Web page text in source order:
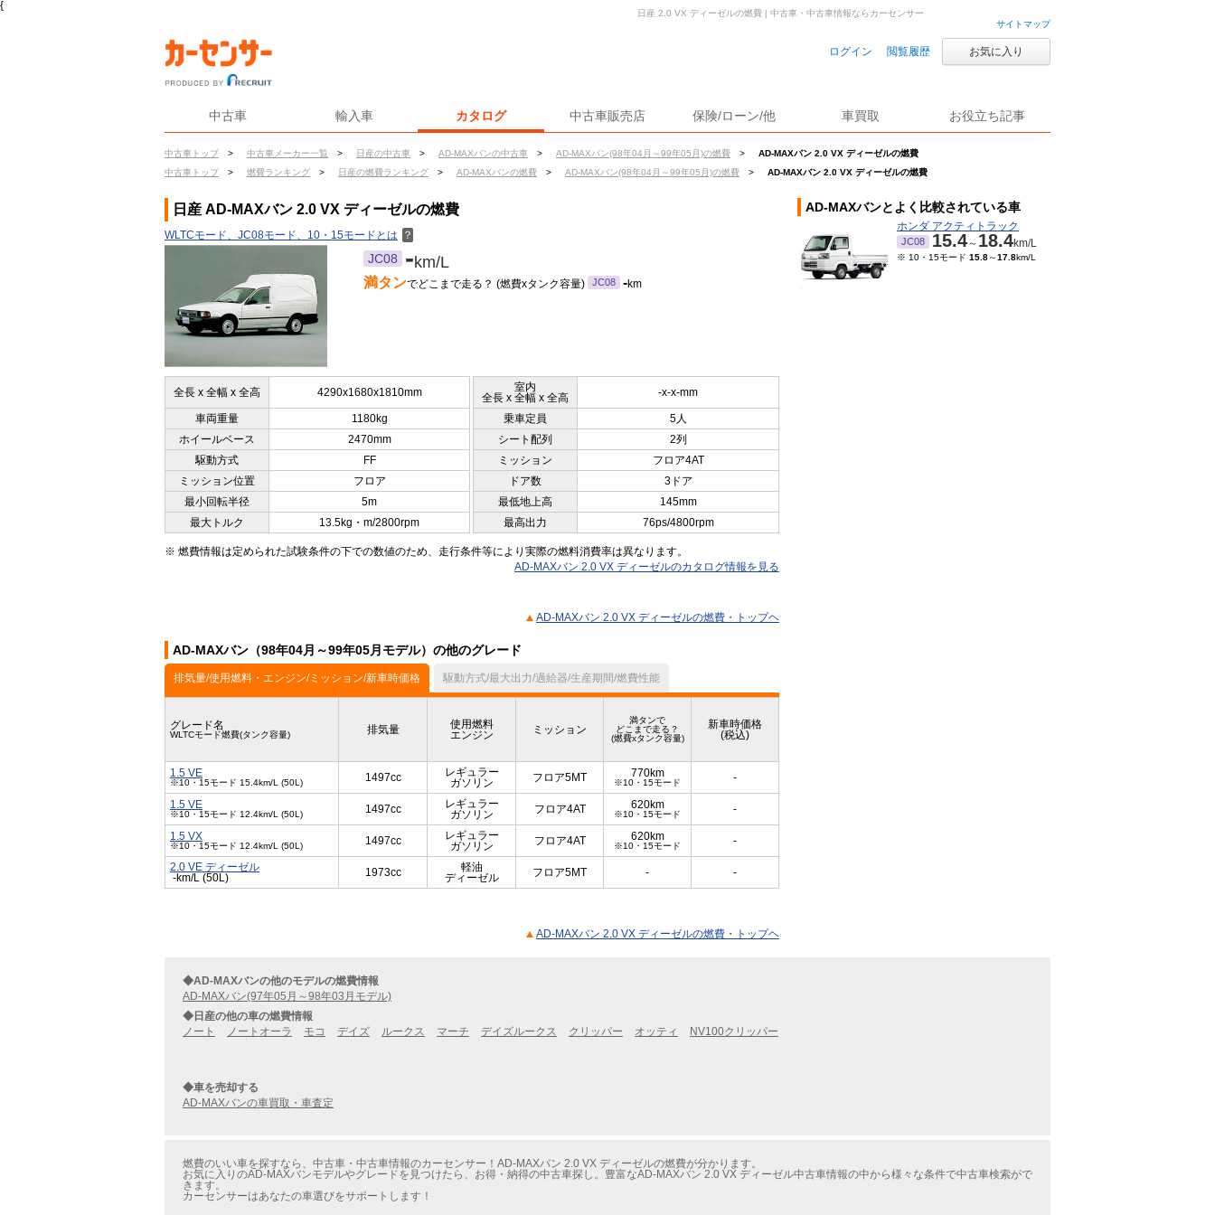
{
サイトマップ
ログイン 閲覧履歴 お気に入り
中古車 輸入車 カタログ 中古車販売店 保険/ローン/他 車買取 お役立ち記事
中古車トップ > 中古車メーカー一覧 > 日産の中古車 > AD-MAXバンの中古車 > AD-MAXバン(98年04月～99年05月)の燃費 >
AD-MAXバン 2.0 VX ディーゼルの燃費
中古車トップ
> 燃費ランキング > 日産の燃費ランキング > AD-MAXバンの燃費 > AD-MAXバン(98年04月～99年05月)の燃費 > AD-MAXバン 2.0 VX ディーゼルの燃費
日産 2.0 VX ディーゼルの燃費 | 中古車・中古車情報ならカーセンサー
日産 AD-MAXバン 2.0 VX ディーゼルの燃費
WLTCモード、JC08モード、10・15モードとは ？
JC08 -km/L
満タンでどこまで走る？ (燃費xタンク容量) JC08 -km
全長 x 全幅 x 全高 4290x1680x1810mm
室内
全長 x 全幅 x 全高
-x-x-mm
車両重量 1180kg 乗車定員
5人
ホイールベース
2470mm シート配列
2列
駆動方式
FF ミッション
フロア4AT
ミッション位置
フロア ドア数
3ドア
最小回転半径
5m 最低地上高
145mm
最大トルク
13.5kg・m/2800rpm 最高出力 76ps/4800rpm
※ 燃費情報は定められた試験条件の下での数値のため、走行条件等により実際の燃料消費率は異なります。
AD-MAXバン 2.0 VX ディーゼルのカタログ情報を見る
AD-MAXバン 2.0 VX ディーゼルの燃費・トップヘ
AD-MAXバン（98年04月～99年05月モデル）の他のグレード
排気量/使用燃料・エンジン/ミッション/新車時価格 駆動方式/最大出力/過給器/生産期間/燃費性能
グレード名
WLTCモード燃費(タンク容量) 排気量
使用燃料
エンジン
ミッション
満タンで
どこまで走る？
(燃費xタンク容量)
新車時価格
(税込)
1.5 VE
※10・15モード 15.4km/L (50L) 1497cc
レギュラー
ガソリン
フロア5MT 770km
※10・15モード -
1.5 VE
※10・15モード 12.4km/L (50L) 1497cc
レギュラー
ガソリン
フロア4AT 620km
※10・15モード -
1.5 VX
※10・15モード 12.4km/L (50L) 1497cc
レギュラー
ガソリン
フロア4AT 620km
※10・15モード -
2.0 VE ディーゼル
-km/L (50L)
1973cc
軽油
ディーゼル
フロア5MT - -
AD-MAXバン 2.0 VX ディーゼルの燃費・トップヘ
AD-MAXバンとよく比較されている車
ホンダ アクティトラック
JC08 15.4～ 18.4km/L
※ 10・15モード 15.8～17.8km/L
◆AD-MAXバンの他のモデルの燃費情報
AD-MAXバン(97年05月～98年03月モデル)
◆日産の他の車の燃費情報
ノート
ノートオーラ モコ デイズ ルークス マーチ デイズルークス クリッパー オッティ NV100クリッパー
◆車を売却する
AD-MAXバンの車買取・車査定
燃費のいい車を探すなら、中古車・中古車情報のカーセンサー！AD-MAXバン 2.0 VX ディーゼルの燃費が分かります。
お気に入りのAD-MAXバンモデルやグレードを見つけたら、お得・納得の中古車探し。豊富なAD-MAXバン 2.0 VX ディーゼル中古車情報の中から様々な条件で中古車検索がで
きます。
カーセンサーはあなたの車選びをサポートします！